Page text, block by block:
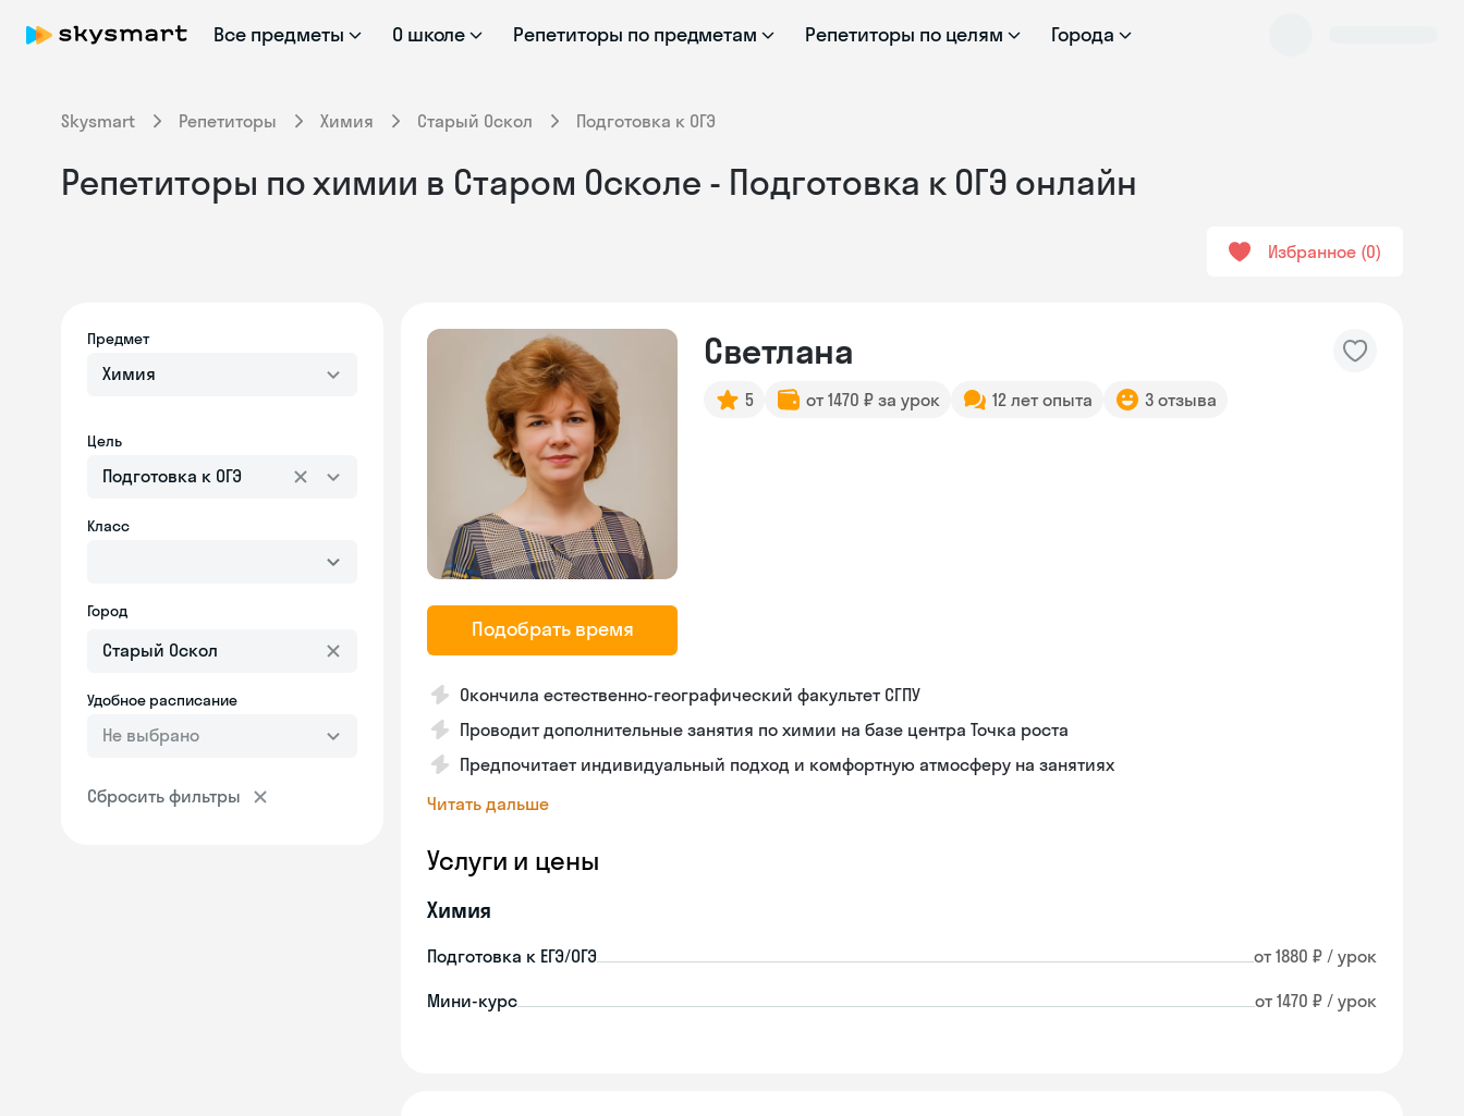
Все предметы О школе Репетиторы по предметам Репетиторы по целям Города
Skysmart Репетиторы Химия Старый Оскол Подготовка к ОГЭ
Репетиторы по химии в Старом Осколе - Подготовка к ОГЭ онлайн
Избранное 0
Предмет
Химия
Цель
Подготовка к ОГЭ
Класс
Город
Удобное расписание
Не выбрано
Сбросить фильтры
Подобрать время
Светлана
5 от 1470 ₽ за урок 12 лет опыта 3 отзыва
Окончила естественно-географический факультет СГПУ
Проводит дополнительные занятия по химии на базе центра Точка роста
Предпочитает индивидуальный подход и комфортную атмосферу на занятиях
Читать дальше
Услуги и цены
Химия
Подготовка к ЕГЭ/ОГЭ от 1880 ₽ / урок
Мини-курс от 1470 ₽ / урок